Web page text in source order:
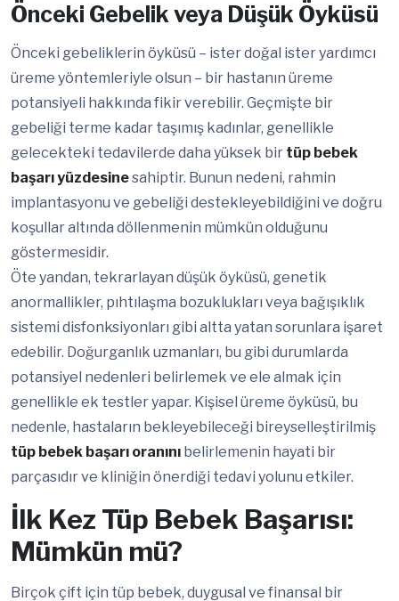
Önceki Gebelik veya Düşük Öyküsü
Önceki gebeliklerin öyküsü – ister doğal ister yardımcı
üreme yöntemleriyle olsun – bir hastanın üreme
potansiyeli hakkında fikir verebilir. Geçmişte bir
gebeliği terme kadar taşımış kadınlar, genellikle
gelecekteki tedavilerde daha yüksek bir tüp bebek
başarı yüzdesinesahiptir. Bunun nedeni, rahmin
implantasyonu ve gebeliği destekleyebildiğini ve doğru
koşullar altında döllenmenin mümkün olduğunu
göstermesidir.
Öte yandan, tekrarlayan düşük öyküsü, genetik
anormallikler, pıhtılaşma bozuklukları veya bağışıklık
sistemi disfonksiyonları gibi altta yatan sorunlara işaret
edebilir. Doğurganlık uzmanları, bu gibi durumlarda
potansiyel nedenleri belirlemek ve ele almak için
genellikle ek testler yapar. Kişisel üreme öyküsü, bu
nedenle, hastaların bekleyebileceği bireyselleştirilmiş
tüp bebek başarı oranını belirlemenin hayati bir
parçasıdır ve kliniğin önerdiği tedavi yolunu etkiler.
İlk Kez Tüp Bebek Başarısı:
Mümkün mü?
Birçok çift için tüp bebek, duygusal ve finansal bir